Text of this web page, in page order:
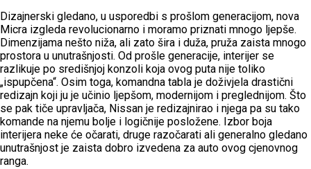
Dizajnerski gledano, u usporedbi s prošlom generacijom, nova
Micra izgleda revolucionarno i moramo priznati mnogo ljepše.
Dimenzijama nešto niža, ali zato šira i duža, pruža zaista mnogo
prostora u unutrašnjosti. Od prošle generacije, interijer se
razlikuje po središnjoj konzoli koja ovog puta nije toliko
„ispupčena“. Osim toga, komandna tabla je doživjela drastični
redizajn koji ju je učinio ljepšom, modernijom i preglednijom. Što
se pak tiče upravljača, Nissan je redizajnirao i njega pa su tako
komande na njemu bolje i logičnije posložene. Izbor boja
interijera neke će očarati, druge razočarati ali generalno gledano
unutrašnjost je zaista dobro izvedena za auto ovog cjenovnog
ranga.